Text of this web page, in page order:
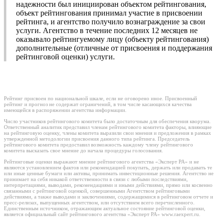
надежности был инициирован объектом рейтингования,
объект рейтингования принимал участие в присвоении
рейтинга, и агентство получило вознаграждение за свои
услуги. Агентство в течение последних 12 месяцев не
оказывало рейтингуемому лицу (объекту рейтингования)
дополнительные (отличные от присвоения и поддержания
рейтинговой оценки) услуги.
Рейтинг присвоен по национальной шкале, если не оговорено иное. Присвоенный
рейтинг и прогноз не содержат ограничений, в том числе касающихся качества
имеющейся в распоряжении агентства информации.
Число участников рейтингового комитета было достаточным для обеспечения кворума.
Ответственный аналитик представил членам рейтингового комитета факторы, влияющие
на рейтинговую оценку, члены комитета выразили свои мнения и предложения в рамках
утвержденной методологии присвоения данного типа рейтинга. Председатель
рейтингового комитета предоставил возможность каждому члену рейтингового
комитета высказать свое мнение до начала процедуры голосования.
Рейтинговые оценки выражают мнение рейтингового агентства «Эксперт РА» и не
являются установлением фактов или рекомендацией покупать, держать или продавать те
или иные ценные бумаги или активы, принимать инвестиционные решения. Агентство не
принимает на себя никакой ответственности в связи с любыми последствиями,
интерпретациями, выводами, рекомендациями и иными действиями, прямо или косвенно
связанными с рейтинговой оценкой, совершенными Агентством рейтинговыми
действиями, а также выводами и заключениями, содержащимися в рейтинговом отчете и
пресс-релизах, выпущенных агентством, или отсутствием всего перечисленного.
Единственным источником, отражающим актуальное состояние рейтинговой оценки,
является официальный сайт рейтингового агентства «Эксперт РА» www.raexpert.ru.